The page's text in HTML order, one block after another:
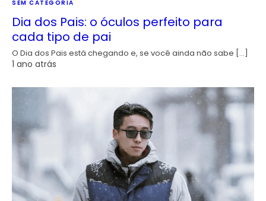
SEM CATEGORIA
Dia dos Pais: o óculos perfeito para
cada tipo de pai
O Dia dos Pais está chegando e, se você ainda não sabe […]
1 ano atrás